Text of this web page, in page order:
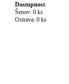
Dostupnost:
Šenov: 0 ks
Ostrava: 0 ks